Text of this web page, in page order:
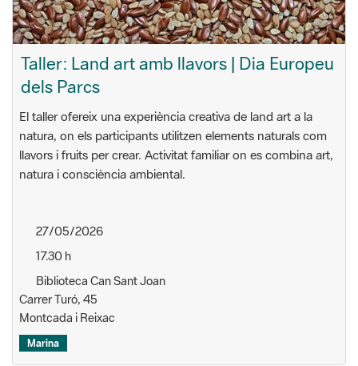
Taller: Land art amb llavors | Dia Europeu
dels Parcs
El taller ofereix una experiència creativa de land art a la
natura, on els participants utilitzen elements naturals com
llavors i fruits per crear. Activitat familiar on es combina art,
natura i consciència ambiental.
27/05/2026
17.30 h
Biblioteca Can Sant Joan
Carrer Turó, 45
Montcada i Reixac
Marina